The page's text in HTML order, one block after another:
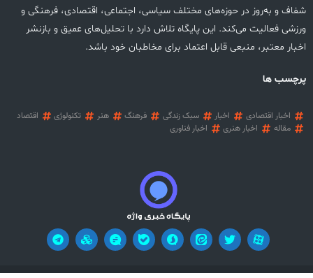
شفاف و به‌روز در حوزه‌های مختلف سیاسی، اجتماعی، اقتصادی، فرهنگی و
ورزشی فعالیت می‌کند. این پایگاه تلاش دارد با تحلیل‌های عمیق و بازنشر
اخبار معتبر، منبعی قابل اعتماد برای مخاطبان خود باشد.
پرچسب ها
اخبار اقتصادی اخبار سبک زندگی فرهنگ هنر تکنولوژی
اقتصاد
مقاله
اخبار هنری اخبار فناوری